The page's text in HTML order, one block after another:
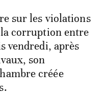
sur les violations
corruption entre
vendredi, après
son
créée